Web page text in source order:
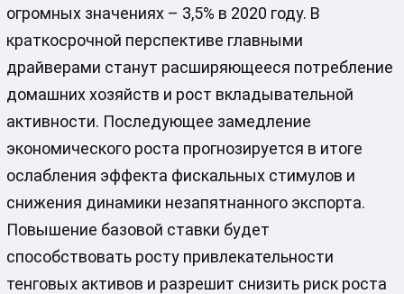
огромных значениях – 3,5% в 2020 году. В
краткосрочной перспективе главными
драйверами станут расширяющееся потребление
домашних хозяйств и рост вкладывательной
активности. Последующее замедление
экономического роста прогнозируется в итоге
ослабления эффекта фискальных стимулов и
снижения динамики незапятнанного экспорта.
Повышение базовой ставки будет
способствовать росту привлекательности
тенговых активов и разрешит снизить риск роста